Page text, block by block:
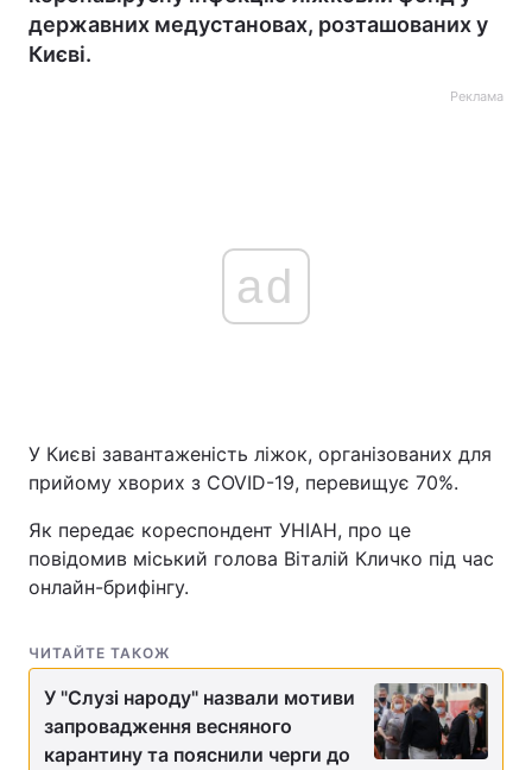
державних медустановах, розташованих у
Києві.
Реклама
ad
У Києві завантаженість ліжок, організованих для
прийому хворих з COVID-19, перевищує 70%.
Як передає кореспондент УНІАН, про це
повідомив міський голова Віталій Кличко під час
онлайн-брифінгу.
ЧИТАЙТЕ ТАКОЖ
У "Слузі народу" назвали мотиви
запровадження весняного
карантину та пояснили черги до